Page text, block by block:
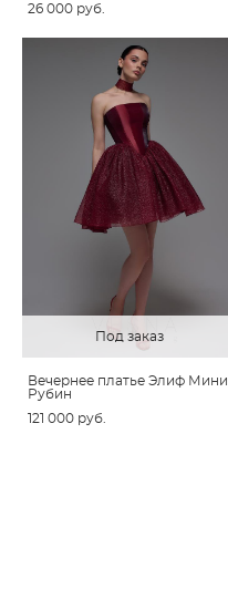
26 000 pуб.
Под заказ
Вечернее платье Элиф Мини
Рубин
121 000 pуб.